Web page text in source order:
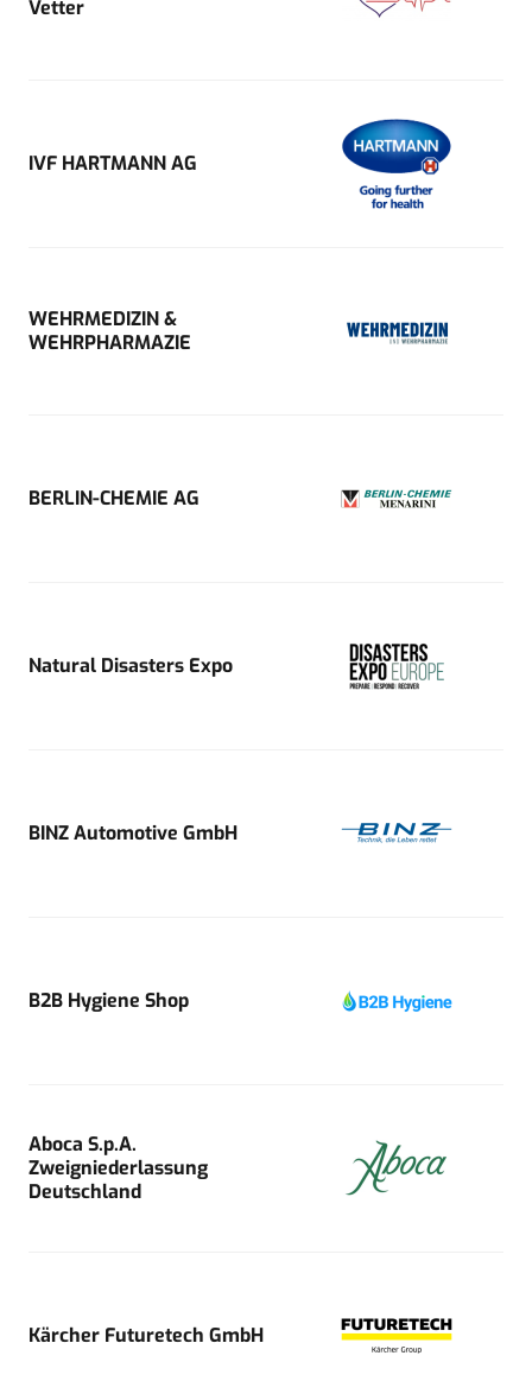
Vetter
IVF HARTMANN AG
WEHRMEDIZIN &
WEHRPHARMAZIE
BERLIN-CHEMIE AG
Natural Disasters Expo
BINZ Automotive GmbH
B2B Hygiene Shop
Aboca S.p.A.
Zweigniederlassung
Deutschland
Kärcher Futuretech GmbH